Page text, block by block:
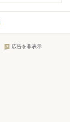
広告を非表示